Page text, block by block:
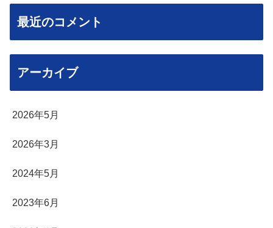
最近のコメント
アーカイブ
2026年5月
2026年3月
2024年5月
2023年6月